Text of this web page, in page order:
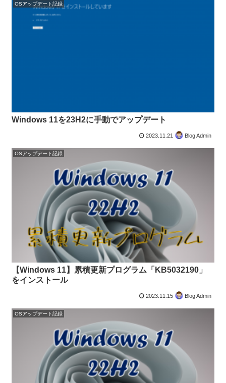
OSアップデート記録
Windows 11を23H2に手動でアップデート
2023.11.21 Blog Admin
OSアップデート記録
【Windows 11】累積更新プログラム「KB5032190」
をインストール
2023.11.15 Blog Admin
OSアップデート記録